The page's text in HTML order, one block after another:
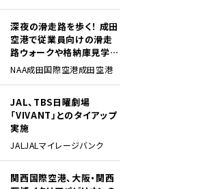
深夜の滑走路を歩く！ 成田
空港で従業員向けの滑走
路ウォークや格納庫見学イ
ベントを初開催
NAA成田国際空港成田空港
JAL、TBS日曜劇場
「VIVANT」とのタイアップ
実施
JALJALマイレージバンク
関西国際空港、大阪・関西